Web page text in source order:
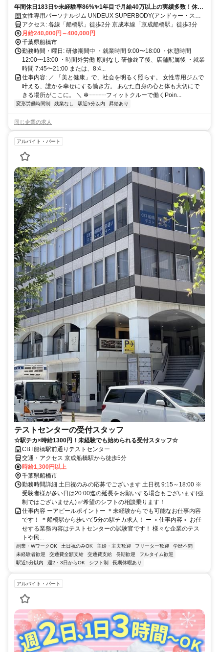
年間休日183日✨未経験率86%✨1年目で月給40万以上の実績多数！休み
も、あなたの成長も、全力サポート！
女性専用パーソナルジム UNDEUX SUPERBODY(アンドゥー・スー
パーボディ)アクセス: 各線「船橋駅」徒歩2分 京成本線「京成船橋駅」徒歩3分
月給240,000円～400,000円
千葉県船橋市
勤務時間・曜日: 研修期間中 ・就業時間 9:00〜18:00 ・休憩時間
12:00〜13:00 ・時間外労働 原則なし 研修終了後、店舗配属後 ・就業
時間 7:45〜21:00 または、8:4...
仕事内容: ／ 「美と健康」で、社会を明るく照らす。 女性専用ジムで
叶える、誰かを幸せにする働き方。 あなた自身の心と体も大切にで
きる場所がここに。 ＼ ✼┈┈┈フィットクルーで働くPoin...
変形労働時間制 残業なし 駅近5分以内 昇給あり
同じ企業の求人
アルバイト・パート
テストセンターの受付スタッフ
☆駅チカ×時給1300円！未経験でも始められる受付スタッフ☆
CBT船橋駅前通りテストセンター
交通・アクセス 京成船橋駅から徒歩5分
時給1,300円以上
千葉県船橋市
勤務時間詳細 土日祝のみの応募でございます 土日祝 9:15～18:00 ※
受験者様が多い日は20:00迄の延長をお願いする場合もございます(強
制ではございません) ✅希望のシフトの相談乗ります！
仕事内容 ーアピールポイントー ＊未経験からでも可能なお仕事内容
です！ ＊船橋駅から歩いて5分の駅チカ求人！ ー ＜仕事内容＞ お任
せする業務内容はテストセンターの試験官です！ 様々な企業のテス
トや民...
副業・WワークOK 土日祝のみOK 主婦・主夫歓迎 フリーター歓迎
学歴不問
未経験者歓迎
交通費全額支給 交通費支給 長期歓迎
フルタイム歓迎
駅近5分以内
週2・3日からOK シフト制 長期休暇あり
アルバイト・パート